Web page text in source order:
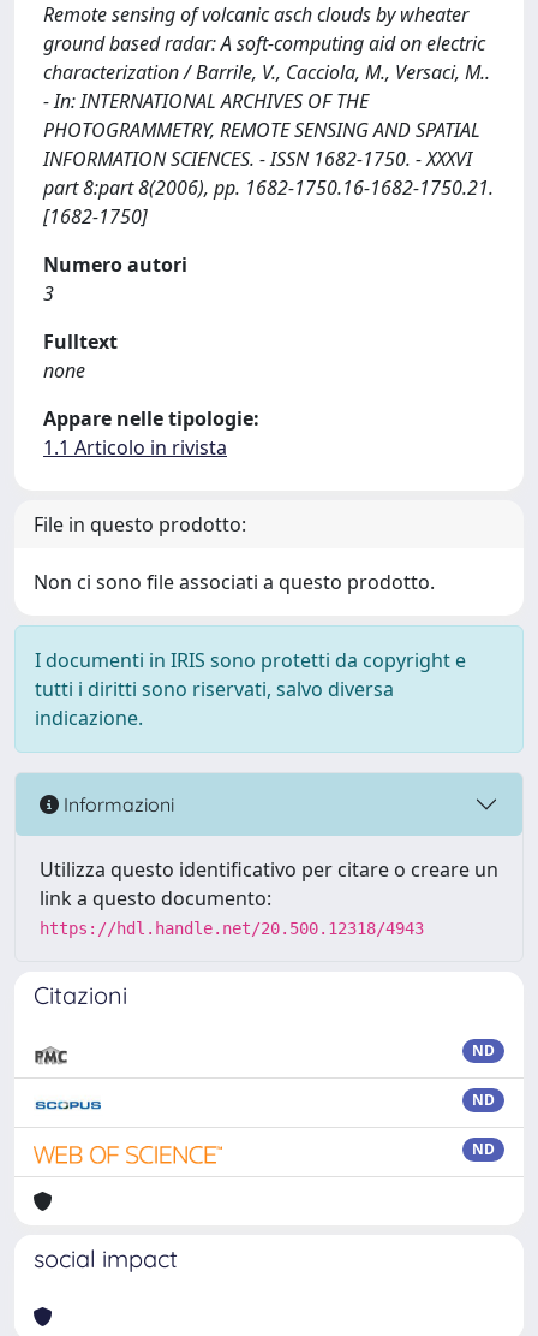
Remote sensing of volcanic asch clouds by wheater
ground based radar: A soft-computing aid on electric
characterization / Barrile, V., Cacciola, M., Versaci, M..
- In: INTERNATIONAL ARCHIVES OF THE
PHOTOGRAMMETRY, REMOTE SENSING AND SPATIAL
INFORMATION SCIENCES. - ISSN 1682-1750. - XXXVI
part 8:part 8(2006), pp. 1682-1750.16-1682-1750.21.
[1682-1750]
Numero autori
3
Fulltext
none
Appare nelle tipologie:
1.1 Articolo in rivista
File in questo prodotto:
Non ci sono file associati a questo prodotto.
I documenti in IRIS sono protetti da copyright e
tutti i diritti sono riservati, salvo diversa
indicazione.
Informazioni
Utilizza questo identificativo per citare o creare un
link a questo documento:
https://hdl.handle.net/20.500.12318/4943
Citazioni
ND
ND
ND
social impact